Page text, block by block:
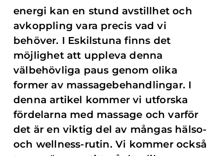
energi kan en stund avstillhet och
avkoppling vara precis vad vi
behöver. I Eskilstuna finns det
möjlighet att uppleva denna
välbehövliga paus genom olika
former av massagebehandlingar. I
denna artikel kommer vi utforska
fördelarna med massage och varför
det är en viktig del av mångas hälso-
och wellness-rutin. Vi kommer också